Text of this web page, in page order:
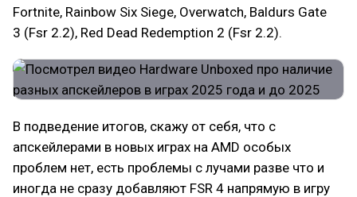
Fortnite, Rainbow Six Siege, Overwatch, Baldurs Gate
3 (Fsr 2.2), Red Dead Redemption 2 (Fsr 2.2).
В подведение итогов, скажу от себя, что с
апскейлерами в новых играх на AMD особых
проблем нет, есть проблемы с лучами разве что и
иногда не сразу добавляют FSR 4 напрямую в игру